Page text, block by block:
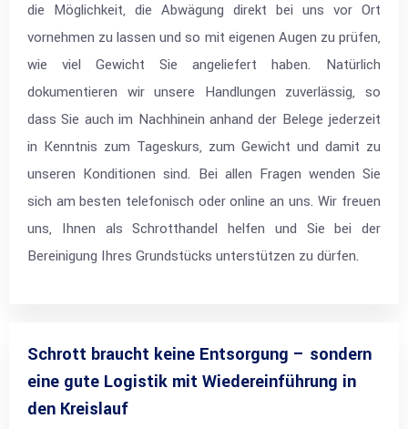
die Möglichkeit, die Abwägung direkt bei uns vor Ort
vornehmen zu lassen und so mit eigenen Augen zu prüfen,
wie viel Gewicht Sie angeliefert haben. Natürlich
dokumentieren wir unsere Handlungen zuverlässig, so
dass Sie auch im Nachhinein anhand der Belege jederzeit
in Kenntnis zum Tageskurs, zum Gewicht und damit zu
unseren Konditionen sind. Bei allen Fragen wenden Sie
sich am besten telefonisch oder online an uns. Wir freuen
uns, Ihnen als Schrotthandel helfen und Sie bei der
Bereinigung Ihres Grundstücks unterstützen zu dürfen.
Schrott braucht keine Entsorgung – sondern
eine gute Logistik mit Wiedereinführung in
den Kreislauf